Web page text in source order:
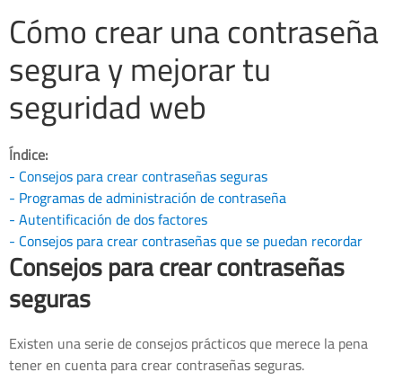
Cómo crear una contraseña
segura y mejorar tu
seguridad web
Índice:
- Consejos para crear contraseñas seguras
- Programas de administración de contraseña
- Autentificación de dos factores
- Consejos para crear contraseñas que se puedan recordar
Consejos para crear contraseñas
seguras
Existen una serie de consejos prácticos que merece la pena
tener en cuenta para crear contraseñas seguras.